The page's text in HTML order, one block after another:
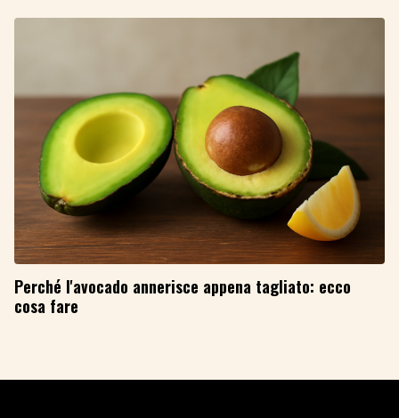
Perché l'avocado annerisce appena tagliato: ecco
cosa fare